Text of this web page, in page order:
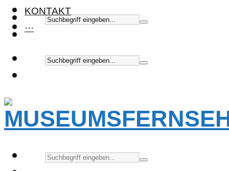
KONTAKT
···